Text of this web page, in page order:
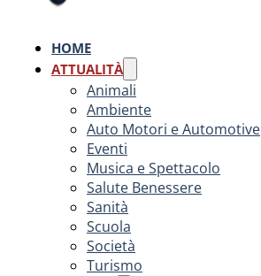
HOME
ATTUALITÀ
Animali
Ambiente
Auto Motori e Automotive
Eventi
Musica e Spettacolo
Salute Benessere
Sanità
Scuola
Società
Turismo